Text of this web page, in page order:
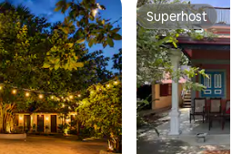
Superhost
Superhost